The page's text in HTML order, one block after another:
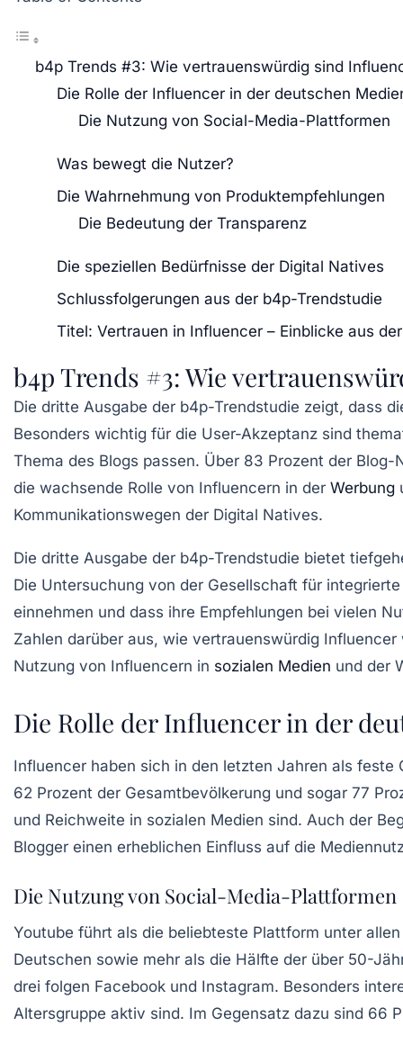
b4p Trends #3: Wie vertrauenswürdig sind
Die Rolle der Influencer in der deutschen
Die Nutzung von Social-Media-Plattformen
Was bewegt die Nutzer?
Die Wahrnehmung von Produktempfehlungen
Die Bedeutung der Transparenz
Die speziellen Bedürfnisse der Digital Natives
Schlussfolgerungen aus der b4p-Trendstudie
Titel: Vertrauen in Influencer – Einblicke aus
b4p Trends #3: Wie
Die dritte Ausgabe der b4p-Trendstudie zeigt, dass
Besonders wichtig für die User-Akzeptanz sind
Thema des Blogs passen. Über 83 Prozent der Blog-
die wachsende Rolle von Influencern in der Werbung
Kommunikationswegen der Digital Natives.
Die dritte Ausgabe der b4p-Trendstudie bietet
Die Untersuchung von der Gesellschaft für
einnehmen und dass ihre Empfehlungen bei vielen
Zahlen darüber aus, wie vertrauenswürdig
Nutzung von Influencern in sozialen Medien und der
Die Rolle der Influencer in der
Influencer haben sich in den letzten Jahren als feste
62 Prozent der Gesamtbevölkerung und sogar 77
und Reichweite in sozialen Medien sind. Auch der
Blogger einen erheblichen Einfluss auf die
Die Nutzung von Social-Media-Plattformen
Youtube führt als die beliebteste Plattform unter
Deutschen sowie mehr als die Hälfte der über 50-
drei folgen Facebook und Instagram. Besonders
Altersgruppe aktiv sind. Im Gegensatz dazu sind 66